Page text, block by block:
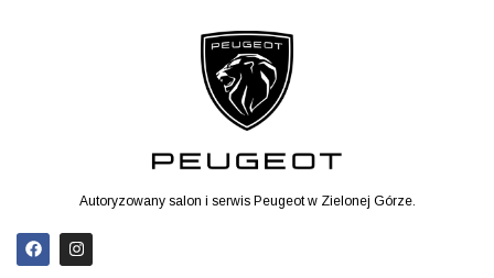
Autoryzowany salon i serwis Peugeot w Zielonej Górze.